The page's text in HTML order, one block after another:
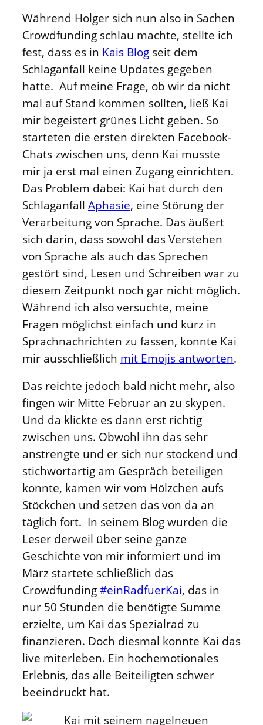
Während Holger sich nun also in Sachen
Crowdfunding schlau machte, stellte ich
fest, dass es in Kais Blog seit dem
Schlaganfall keine Updates gegeben
hatte. Auf meine Frage, ob wir da nicht
mal auf Stand kommen sollten, ließ Kai
mir begeistert grünes Licht geben. So
starteten die ersten direkten Facebook-
Chats zwischen uns, denn Kai musste
mir ja erst mal einen Zugang einrichten.
Das Problem dabei: Kai hat durch den
Schlaganfall Aphasie, eine Störung der
Verarbeitung von Sprache. Das äußert
sich darin, dass sowohl das Verstehen
von Sprache als auch das Sprechen
gestört sind, Lesen und Schreiben war zu
diesem Zeitpunkt noch gar nicht möglich.
Während ich also versuchte, meine
Fragen möglichst einfach und kurz in
Sprachnachrichten zu fassen, konnte Kai
mir ausschließlich mit Emojis antworten.
Das reichte jedoch bald nicht mehr, also
fingen wir Mitte Februar an zu skypen.
Und da klickte es dann erst richtig
zwischen uns. Obwohl ihn das sehr
anstrengte und er sich nur stockend und
stichwortartig am Gespräch beteiligen
konnte, kamen wir vom Hölzchen aufs
Stöckchen und setzen das von da an
täglich fort. In seinem Blog wurden die
Leser derweil über seine ganze
Geschichte von mir informiert und im
März startete schließlich das
Crowdfunding #einRadfuerKai, das in
nur 50 Stunden die benötigte Summe
erzielte, um Kai das Spezialrad zu
finanzieren. Doch diesmal konnte Kai das
live miterleben. Ein hochemotionales
Erlebnis, das alle Beiteiligten schwer
beeindruckt hat.